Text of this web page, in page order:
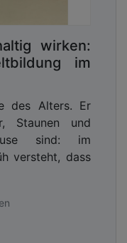
wirken:
im
des Alters. Er
Staunen und
sind: im
versteht, dass